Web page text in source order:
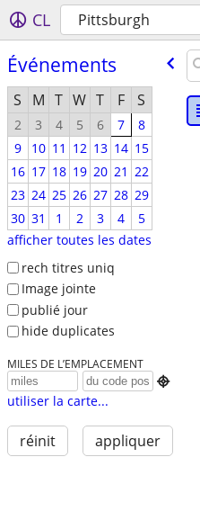
CL Pittsburgh
Événements
S M T W T F S
2 3 4 5 6 7
8
9
10 11 12 13 14 15
16 17 18 19 20 21 22
23 24 25 26 27 28 29
30 31 1 2 3 4
5
afficher toutes les dates
rech titres uniq
Image jointe
publié jour
hide duplicates
MILES DE L’EMPLACEMENT

utiliser la carte...
réinit appliquer